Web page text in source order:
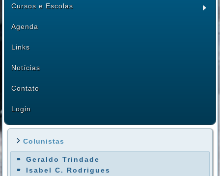
Cursos e Escolas
Agenda
Links
Notícias
Contato
Login
Colunistas
Geraldo Trindade
Isabel C. Rodrigues